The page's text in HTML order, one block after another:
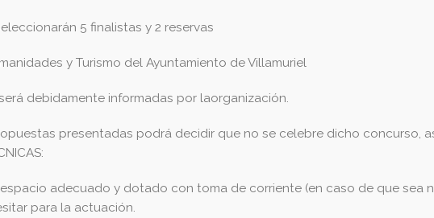
5 finalistas y 2 reservas
y Turismo del Ayuntamiento de Villamuriel
debidamente informadas por laorganización.
presentadas podrá decidir que no se celebre dicho concurso,
adecuado y dotado con toma de corriente (en caso de que sea
para la actuación.